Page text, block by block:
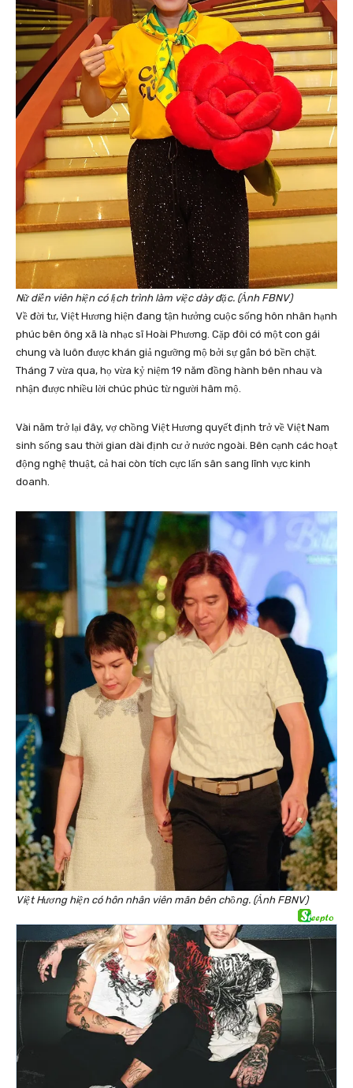
Nữ diễn viên hiện có lịch trình làm việc dày đặc. (Ảnh FBNV)
Về đời tư, Việt Hương hiện đang tận hưởng cuộc sống hôn nhân hạnh
phúc bên ông xã là nhạc sĩ Hoài Phương. Cặp đôi có một con gái
chung và luôn được khán giả ngưỡng mộ bởi sự gắn bó bền chặt.
Tháng 7 vừa qua, họ vừa kỷ niệm 19 năm đồng hành bên nhau và
nhận được nhiều lời chúc phúc từ người hâm mộ.
Vài năm trở lại đây, vợ chồng Việt Hương quyết định trở về Việt Nam
sinh sống sau thời gian dài định cư ở nước ngoài. Bên cạnh các hoạt
động nghệ thuật, cả hai còn tích cực lấn sân sang lĩnh vực kinh
doanh.
Việt Hương hiện có hôn nhân viên mãn bên chồng. (Ảnh FBNV)